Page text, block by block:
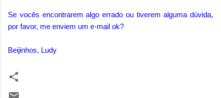
Se vocês encontrarem algo errado ou tiverem alguma dúvida,
por favor, me enviem um e-mail ok?
Beijinhos, Ludy